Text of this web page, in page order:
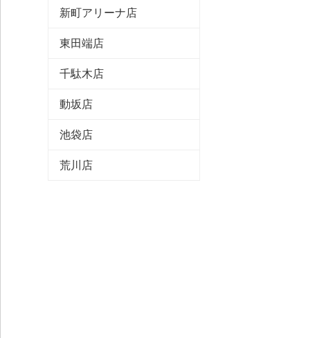
新町アリーナ店
東田端店
千駄木店
動坂店
池袋店
荒川店